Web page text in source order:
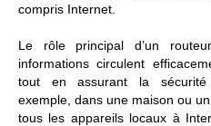
compris Internet.
Le rôle principal d’un
informations circulent
tout en assurant la sécurité
exemple, dans une maison ou
tous les appareils locaux à